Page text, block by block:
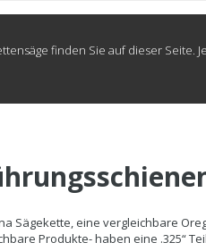
finden Sie auf dieser Seite.
Sägekette, eine vergleichbare
Produkte- haben eine .325“